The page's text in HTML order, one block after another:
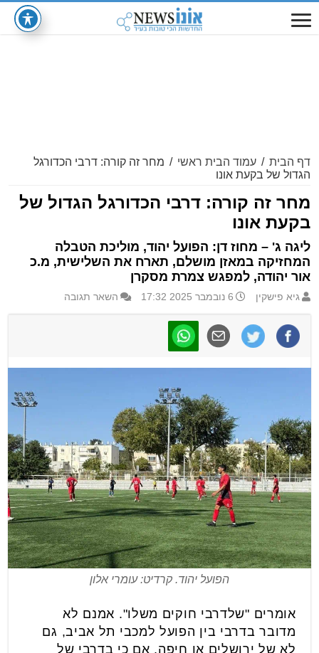
דף הבית / עמוד הבית ראשי / מחר זה קורה: דרבי הכדורגל
הגדול של בקעת אונו
מחר זה קורה: דרבי הכדורגל הגדול של
בקעת אונו
ליגה ג' – מחוז דן: הפועל יהוד, מוליכת הטבלה
המחזיקה במאזן מושלם, תארח את השלישית, מ.כ
אור יהודה, למפגש צמרת מסקרן
גיא פישקין 6 נובמבר 2025 17:32 השאר תגובה
הפועל יהוד. קרדיט: עומרי אלון
אומרים "שלדרבי חוקים משלו". אמנם לא
מדובר בדרבי בין הפועל למכבי תל אביב, גם
לא של ירושלים או חיפה, אם כי בדרבי של